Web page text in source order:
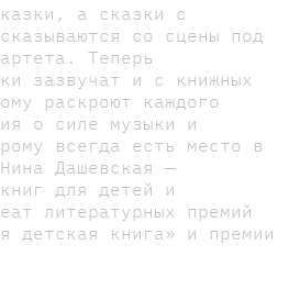
а сказки с
со сцены под
Теперь
зазвучат и с книжных
раскроют каждого
о силе музыки и
всегда есть место в
Дашевская —
для детей и
литературных премий
детская книга» и премии